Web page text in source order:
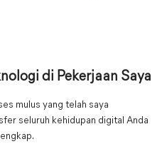
di Pekerjaan Saya
mulus yang telah saya
seluruh kehidupan digital Anda